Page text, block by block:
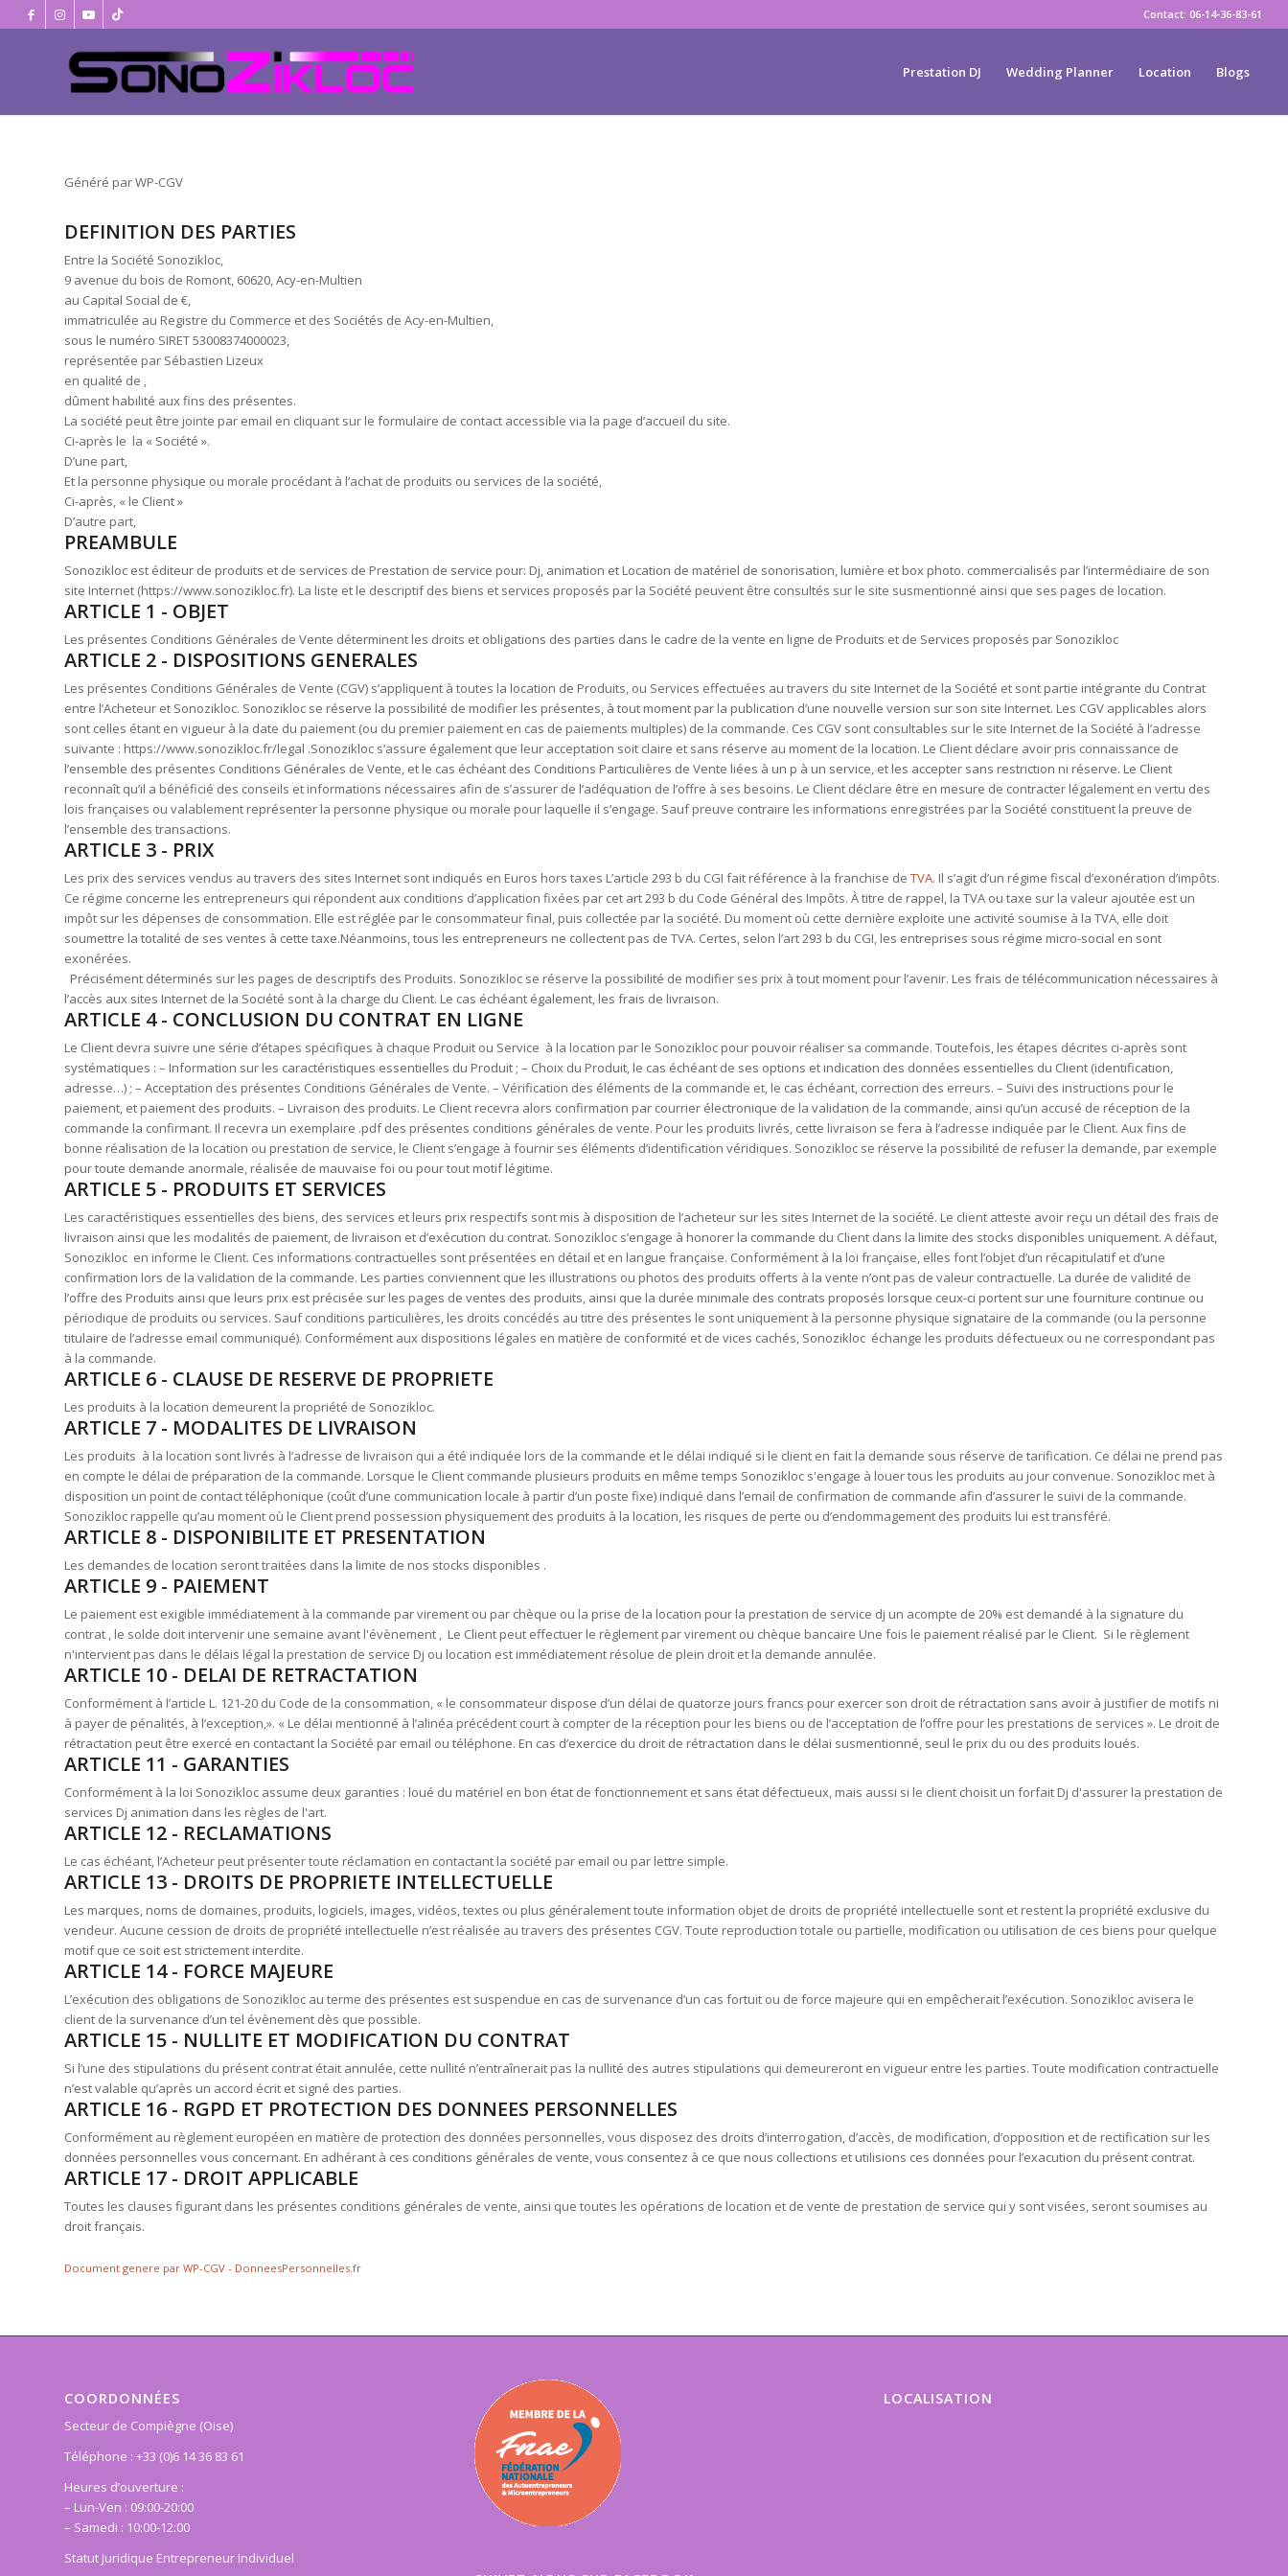
Contact: 06-14-36-83-61
Prestation DJ Wedding Planner Location Blogs
Généré par WP-CGV
DEFINITION DES PARTIES
Entre la Société Sonozikloc,
9 avenue du bois de Romont, 60620, Acy-en-Multien
au Capital Social de €,
immatriculée au Registre du Commerce et des Sociétés de Acy-en-Multien,
sous le numéro SIRET 53008374000023,
représentée par Sébastien Lizeux
en qualité de ,
dûment habilité aux fins des présentes.
La société peut être jointe par email en cliquant sur le formulaire de contact accessible via la page d’accueil du site.
Ci-après le la « Société ».
D’une part,
Et la personne physique ou morale procédant à l’achat de produits ou services de la société,
Ci-après, « le Client »
D’autre part,
PREAMBULE
Sonozikloc est éditeur de produits et de services de Prestation de service pour: Dj, animation et Location de matériel de sonorisation, lumière et box photo. commercialisés par l’intermédiaire de son
site Internet (https://www.sonozikloc.fr). La liste et le descriptif des biens et services proposés par la Société peuvent être consultés sur le site susmentionné ainsi que ses pages de location.
ARTICLE 1 - OBJET
Les présentes Conditions Générales de Vente déterminent les droits et obligations des parties dans le cadre de la vente en ligne de Produits et de Services proposés par Sonozikloc
ARTICLE 2 - DISPOSITIONS GENERALES
Les présentes Conditions Générales de Vente (CGV) s’appliquent à toutes la location de Produits, ou Services effectuées au travers du site Internet de la Société et sont partie intégrante du Contrat
entre l’Acheteur et Sonozikloc. Sonozikloc se réserve la possibilité de modifier les présentes, à tout moment par la publication d’une nouvelle version sur son site Internet. Les CGV applicables alors
sont celles étant en vigueur à la date du paiement (ou du premier paiement en cas de paiements multiples) de la commande. Ces CGV sont consultables sur le site Internet de la Société à l’adresse
suivante : https://www.sonozikloc.fr/legal .Sonozikloc s’assure également que leur acceptation soit claire et sans réserve au moment de la location. Le Client déclare avoir pris connaissance de
l’ensemble des présentes Conditions Générales de Vente, et le cas échéant des Conditions Particulières de Vente liées à un p à un service, et les accepter sans restriction ni réserve. Le Client
reconnaît qu’il a bénéficié des conseils et informations nécessaires afin de s’assurer de l’adéquation de l’offre à ses besoins. Le Client déclare être en mesure de contracter légalement en vertu des
lois françaises ou valablement représenter la personne physique ou morale pour laquelle il s’engage. Sauf preuve contraire les informations enregistrées par la Société constituent la preuve de
l’ensemble des transactions.
ARTICLE 3 - PRIX
Les prix des services vendus au travers des sites Internet sont indiqués en Euros hors taxes L’article 293 b du CGI fait référence à la franchise de TVA. Il s’agit d’un régime fiscal d’exonération d’impôts.
Ce régime concerne les entrepreneurs qui répondent aux conditions d’application fixées par cet art 293 b du Code Général des Impôts. À titre de rappel, la TVA ou taxe sur la valeur ajoutée est un
impôt sur les dépenses de consommation. Elle est réglée par le consommateur final, puis collectée par la société. Du moment où cette dernière exploite une activité soumise à la TVA, elle doit
soumettre la totalité de ses ventes à cette taxe.Néanmoins, tous les entrepreneurs ne collectent pas de TVA. Certes, selon l’art 293 b du CGI, les entreprises sous régime micro-social en sont
exonérées.
Précisément déterminés sur les pages de descriptifs des Produits. Sonozikloc se réserve la possibilité de modifier ses prix à tout moment pour l’avenir. Les frais de télécommunication nécessaires à
l’accès aux sites Internet de la Société sont à la charge du Client. Le cas échéant également, les frais de livraison.
ARTICLE 4 - CONCLUSION DU CONTRAT EN LIGNE
Le Client devra suivre une série d’étapes spécifiques à chaque Produit ou Service à la location par le Sonozikloc pour pouvoir réaliser sa commande. Toutefois, les étapes décrites ci-après sont
systématiques : – Information sur les caractéristiques essentielles du Produit ; – Choix du Produit, le cas échéant de ses options et indication des données essentielles du Client (identification,
adresse…) ; – Acceptation des présentes Conditions Générales de Vente. – Vérification des éléments de la commande et, le cas échéant, correction des erreurs. – Suivi des instructions pour le
paiement, et paiement des produits. – Livraison des produits. Le Client recevra alors confirmation par courrier électronique de la validation de la commande, ainsi qu’un accusé de réception de la
commande la confirmant. Il recevra un exemplaire .pdf des présentes conditions générales de vente. Pour les produits livrés, cette livraison se fera à l’adresse indiquée par le Client. Aux fins de
bonne réalisation de la location ou prestation de service, le Client s’engage à fournir ses éléments d’identification véridiques. Sonozikloc se réserve la possibilité de refuser la demande, par exemple
pour toute demande anormale, réalisée de mauvaise foi ou pour tout motif légitime.
ARTICLE 5 - PRODUITS ET SERVICES
Les caractéristiques essentielles des biens, des services et leurs prix respectifs sont mis à disposition de l’acheteur sur les sites Internet de la société. Le client atteste avoir reçu un détail des frais de
livraison ainsi que les modalités de paiement, de livraison et d’exécution du contrat. Sonozikloc s’engage à honorer la commande du Client dans la limite des stocks disponibles uniquement. A défaut,
Sonozikloc en informe le Client. Ces informations contractuelles sont présentées en détail et en langue française. Conformément à la loi française, elles font l’objet d’un récapitulatif et d’une
confirmation lors de la validation de la commande. Les parties conviennent que les illustrations ou photos des produits offerts à la vente n’ont pas de valeur contractuelle. La durée de validité de
l’offre des Produits ainsi que leurs prix est précisée sur les pages de ventes des produits, ainsi que la durée minimale des contrats proposés lorsque ceux-ci portent sur une fourniture continue ou
périodique de produits ou services. Sauf conditions particulières, les droits concédés au titre des présentes le sont uniquement à la personne physique signataire de la commande (ou la personne
titulaire de l’adresse email communiqué). Conformément aux dispositions légales en matière de conformité et de vices cachés, Sonozikloc échange les produits défectueux ou ne correspondant pas
à la commande.
ARTICLE 6 - CLAUSE DE RESERVE DE PROPRIETE
Les produits à la location demeurent la propriété de Sonozikloc.
ARTICLE 7 - MODALITES DE LIVRAISON
Les produits à la location sont livrés à l’adresse de livraison qui a été indiquée lors de la commande et le délai indiqué si le client en fait la demande sous réserve de tarification. Ce délai ne prend pas
en compte le délai de préparation de la commande. Lorsque le Client commande plusieurs produits en même temps Sonozikloc s'engage à louer tous les produits au jour convenue. Sonozikloc met à
disposition un point de contact téléphonique (coût d’une communication locale à partir d’un poste fixe) indiqué dans l’email de confirmation de commande afin d’assurer le suivi de la commande.
Sonozikloc rappelle qu’au moment où le Client prend possession physiquement des produits à la location, les risques de perte ou d’endommagement des produits lui est transféré.
ARTICLE 8 - DISPONIBILITE ET PRESENTATION
Les demandes de location seront traitées dans la limite de nos stocks disponibles .
ARTICLE 9 - PAIEMENT
Le paiement est exigible immédiatement à la commande par virement ou par chèque ou la prise de la location pour la prestation de service dj un acompte de 20% est demandé à la signature du
contrat , le solde doit intervenir une semaine avant l'évènement , Le Client peut effectuer le règlement par virement ou chèque bancaire Une fois le paiement réalisé par le Client. Si le règlement
n'intervient pas dans le délais légal la prestation de service Dj ou location est immédiatement résolue de plein droit et la demande annulée.
ARTICLE 10 - DELAI DE RETRACTATION
Conformément à l’article L. 121-20 du Code de la consommation, « le consommateur dispose d’un délai de quatorze jours francs pour exercer son droit de rétractation sans avoir à justifier de motifs ni
à payer de pénalités, à l’exception,». « Le délai mentionné à l’alinéa précédent court à compter de la réception pour les biens ou de l’acceptation de l’offre pour les prestations de services ». Le droit de
rétractation peut être exercé en contactant la Société par email ou téléphone. En cas d’exercice du droit de rétractation dans le délai susmentionné, seul le prix du ou des produits loués.
ARTICLE 11 - GARANTIES
Conformément à la loi Sonozikloc assume deux garanties : loué du matériel en bon état de fonctionnement et sans état défectueux, mais aussi si le client choisit un forfait Dj d'assurer la prestation de
services Dj animation dans les règles de l'art.
ARTICLE 12 - RECLAMATIONS
Le cas échéant, l’Acheteur peut présenter toute réclamation en contactant la société par email ou par lettre simple.
ARTICLE 13 - DROITS DE PROPRIETE INTELLECTUELLE
Les marques, noms de domaines, produits, logiciels, images, vidéos, textes ou plus généralement toute information objet de droits de propriété intellectuelle sont et restent la propriété exclusive du
vendeur. Aucune cession de droits de propriété intellectuelle n’est réalisée au travers des présentes CGV. Toute reproduction totale ou partielle, modification ou utilisation de ces biens pour quelque
motif que ce soit est strictement interdite.
ARTICLE 14 - FORCE MAJEURE
L’exécution des obligations de Sonozikloc au terme des présentes est suspendue en cas de survenance d’un cas fortuit ou de force majeure qui en empêcherait l’exécution. Sonozikloc avisera le
client de la survenance d’un tel évènement dès que possible.
ARTICLE 15 - NULLITE ET MODIFICATION DU CONTRAT
Si l’une des stipulations du présent contrat était annulée, cette nullité n’entraînerait pas la nullité des autres stipulations qui demeureront en vigueur entre les parties. Toute modification contractuelle
n’est valable qu’après un accord écrit et signé des parties.
ARTICLE 16 - RGPD ET PROTECTION DES DONNEES PERSONNELLES
Conformément au règlement européen en matière de protection des données personnelles, vous disposez des droits d’interrogation, d’accès, de modification, d’opposition et de rectification sur les
données personnelles vous concernant. En adhérant à ces conditions générales de vente, vous consentez à ce que nous collections et utilisions ces données pour l’exacution du présent contrat.
ARTICLE 17 - DROIT APPLICABLE
Toutes les clauses figurant dans les présentes conditions générales de vente, ainsi que toutes les opérations de location et de vente de prestation de service qui y sont visées, seront soumises au
droit français.
Document genere par WP-CGV - DonneesPersonnelles.fr
COORDONNÉES
Secteur de Compiègne (Oise)
Téléphone : +33 (0)6 14 36 83 61
Heures d’ouverture :
– Lun-Ven : 09:00-20:00
– Samedi : 10:00-12:00
Statut Juridique Entrepreneur Individuel
LOCALISATION